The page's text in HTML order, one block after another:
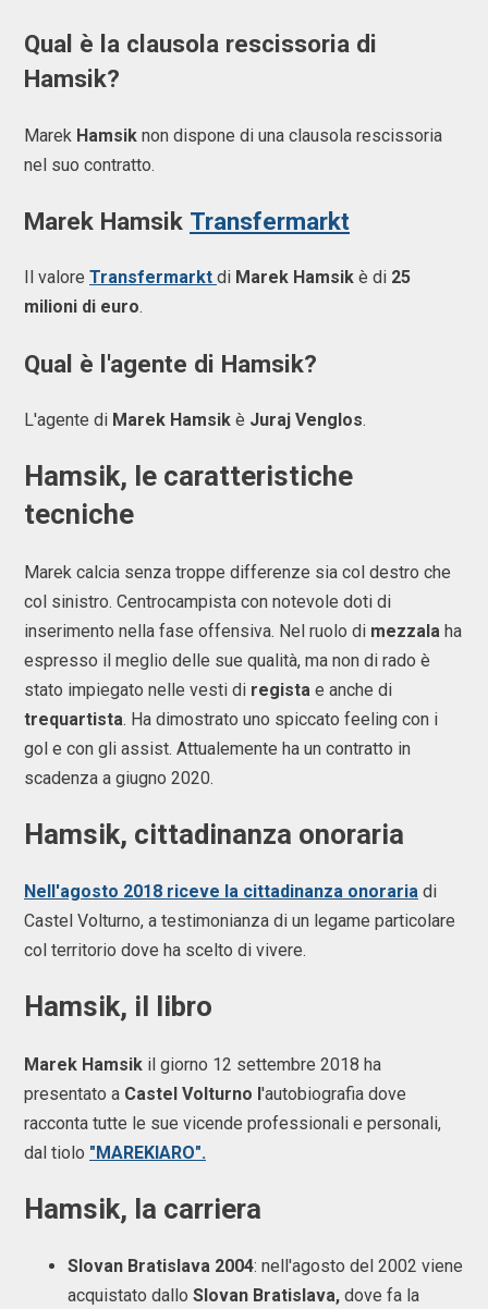
Qual è la clausola rescissoria di
Hamsik?
Marek Hamsik non dispone di una clausola rescissoria
nel suo contratto.
Marek Hamsik Transfermarkt
Il valore Transfermarkt di Marek Hamsik è di 25
milioni di euro.
Qual è l'agente di Hamsik?
L'agente di Marek Hamsik è Juraj Venglos.
Hamsik, le caratteristiche
tecniche
Marek calcia senza troppe differenze sia col destro che
col sinistro. Centrocampista con notevole doti di
inserimento nella fase offensiva. Nel ruolo di mezzala ha
espresso il meglio delle sue qualità, ma non di rado è
stato impiegato nelle vesti di regista e anche di
trequartista. Ha dimostrato uno spiccato feeling con i
gol e con gli assist. Attualemente ha un contratto in
scadenza a giugno 2020.
Hamsik, cittadinanza onoraria
Nell'agosto 2018 riceve la cittadinanza onoraria di
Castel Volturno, a testimonianza di un legame particolare
col territorio dove ha scelto di vivere.
Hamsik, il libro
Marek Hamsik il giorno 12 settembre 2018 ha
presentato a Castel Volturno l'autobiografia dove
racconta tutte le sue vicende professionali e personali,
dal tiolo "MAREKIARO".
Hamsik, la carriera
Slovan Bratislava 2004: nell'agosto del 2002 viene
acquistato dallo Slovan Bratislava, dove fa la